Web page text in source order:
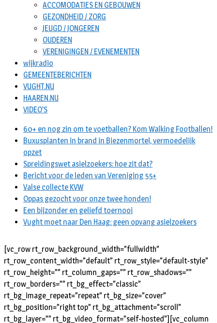
ACCOMODATIES EN GEBOUWEN
GEZONDHEID / ZORG
JEUGD / JONGEREN
OUDEREN
VERENIGINGEN / EVENEMENTEN
wijkradio
GEMEENTEBERICHTEN
VUGHT.NU
HAAREN.NU
VIDEO’S
60+ en nog zin om te voetballen? Kom Walking Footballen!
Buxusplanten in brand in Biezenmortel, vermoedelijk
opzet
Spreidingswet asielzoekers: hoe zit dat?
Bericht voor de leden van Vereniging 55+
Valse collecte KVW
Oppas gezocht voor onze twee honden!
Een bijzonder en geliefd toernooi
Vught moet naar Den Haag: geen opvang asielzoekers
[vc_row rt_row_background_width=”fullwidth”
rt_row_content_width=”default” rt_row_style=”default-style”
rt_row_height=”” rt_column_gaps=”” rt_row_shadows=””
rt_row_borders=”” rt_bg_effect=”classic”
rt_bg_image_repeat=”repeat” rt_bg_size=”cover”
rt_bg_position=”right top” rt_bg_attachment=”scroll”
rt_bg_layer=”” rt_bg_video_format=”self-hosted”][vc_column